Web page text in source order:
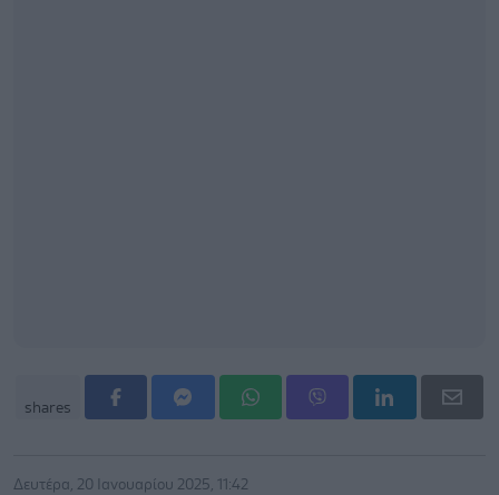
shares
Δευτέρα, 20 Ιανουαρίου 2025, 11:42